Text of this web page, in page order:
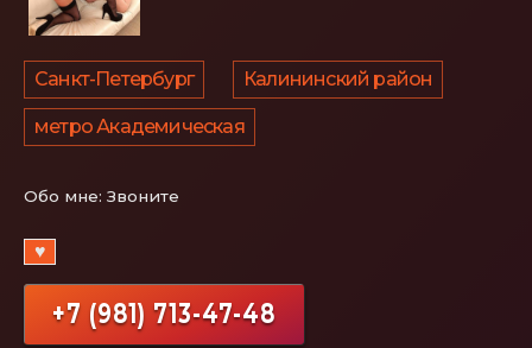
Санкт-Петербург Калининский район
метро Академическая
Обо мне: Звоните
♥
+7 (981) 713-47-48